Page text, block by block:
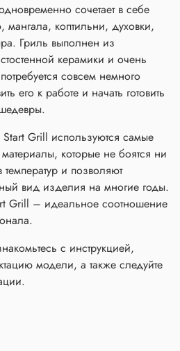
сочетает в себе
коптильни, духовки,
Гриль выполнен из
керамики и очень
совсем немного
его к работе и начать готовить
Grill используются самые
которые не боятся ни
и позволяют
вид изделия на многие годы.
Grill – идеальное соотношение
с инструкцией,
модели, а также следуйте